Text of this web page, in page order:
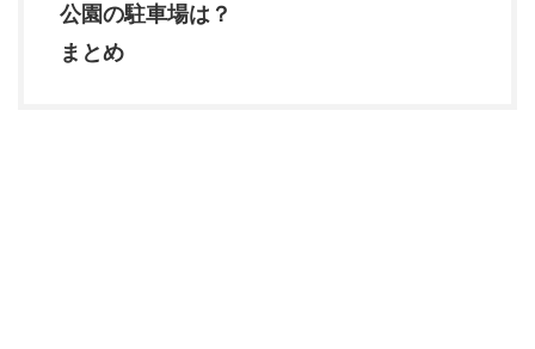
公園の駐車場は？
まとめ